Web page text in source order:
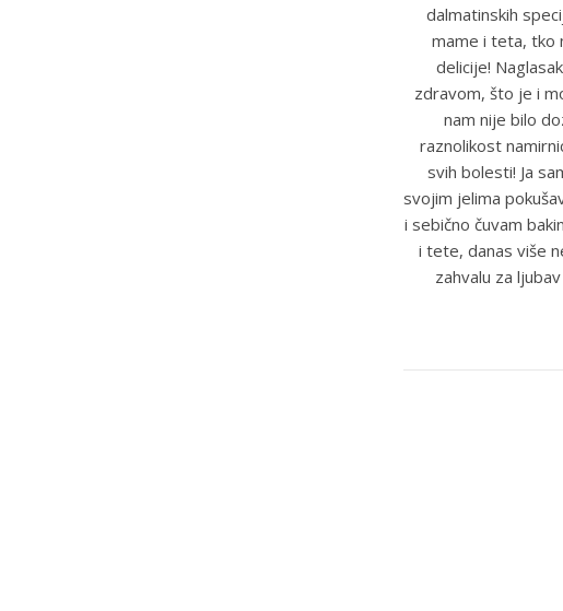
dalmatinskih
mame i teta, tko
delicije!
zdravom, što je i
nam nije bilo
raznolikost
svih bolesti! Ja
svojim jelima
i sebično čuvam
i tete, danas više
zahvalu za